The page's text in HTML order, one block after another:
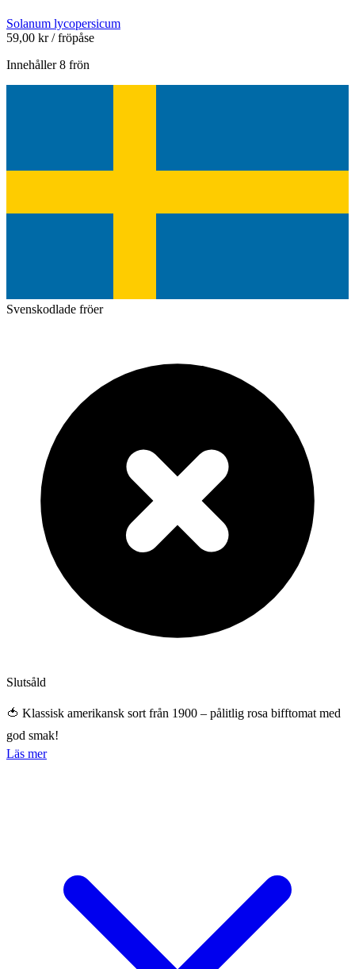
Solanum lycopersicum
59,00 kr / fröpåse
Innehåller 8 frön
Svenskodlade fröer
Slutsåld
🍅 Klassisk amerikansk sort från 1900 – pålitlig rosa bifftomat med
god smak!
Läs mer